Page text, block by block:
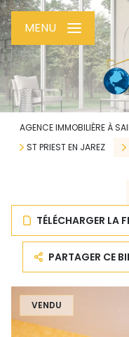
MENU
AGENCE IMMOBILIÈRE À
ST PRIEST EN JAREZ
TÉLÉCHARGER LA
PARTAGER CE
VENDU